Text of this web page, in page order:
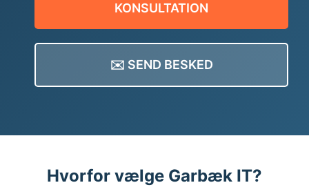
KONSULTATION
✉️ SEND BESKED
Hvorfor vælge Garbæk IT?